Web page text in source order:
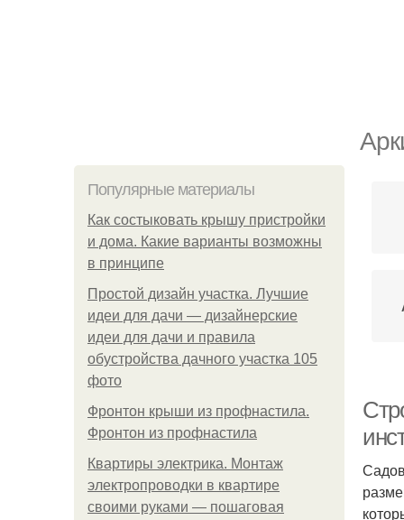
Популярные материалы
Как состыковать крышу пристройки
и дома. Какие варианты возможны
в принципе
Простой дизайн участка. Лучшие
идеи для дачи — дизайнерские
идеи для дачи и правила
обустройства дачного участка 105
фото
Фронтон крыши из профнастила.
Фронтон из профнастила
Квартиры электрика. Монтаж
электропроводки в квартире
своими руками — пошаговая